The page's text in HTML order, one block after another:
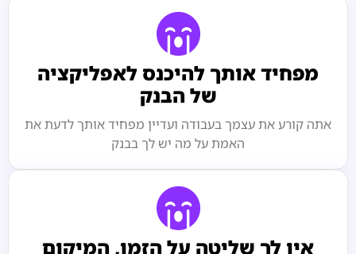
מפחיד אותך להיכנס לאפליקציה
של הבנק
אתה קורע את עצמך בעבודה ועדיין מפחיד אותך לדעת את
האמת על מה יש לך בבנק
אין לך שליטה על הזמן, המיקום